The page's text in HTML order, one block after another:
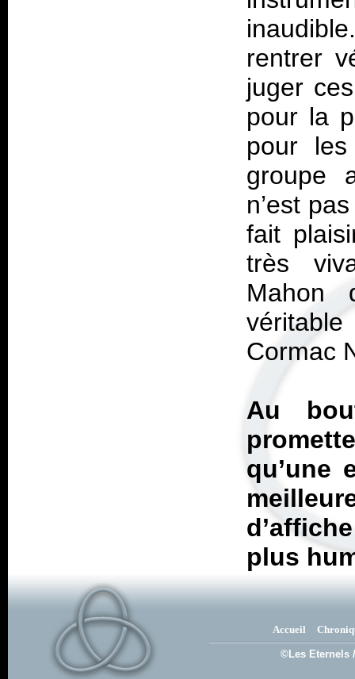
rentrer
juger
pour la
pour
groupe
n’est
fait
très
Mahon
Cormac
Au
qu’une
plus
Accueil
©Les Eternels